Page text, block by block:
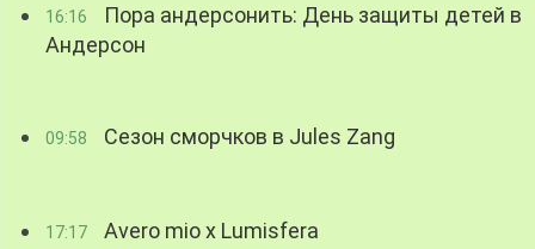
16:16
Пора андерсонить: День защиты детей в
Андерсон
09:58 Сезон сморчков в Jules Zang
17:17 Avero mio x Lumisfera